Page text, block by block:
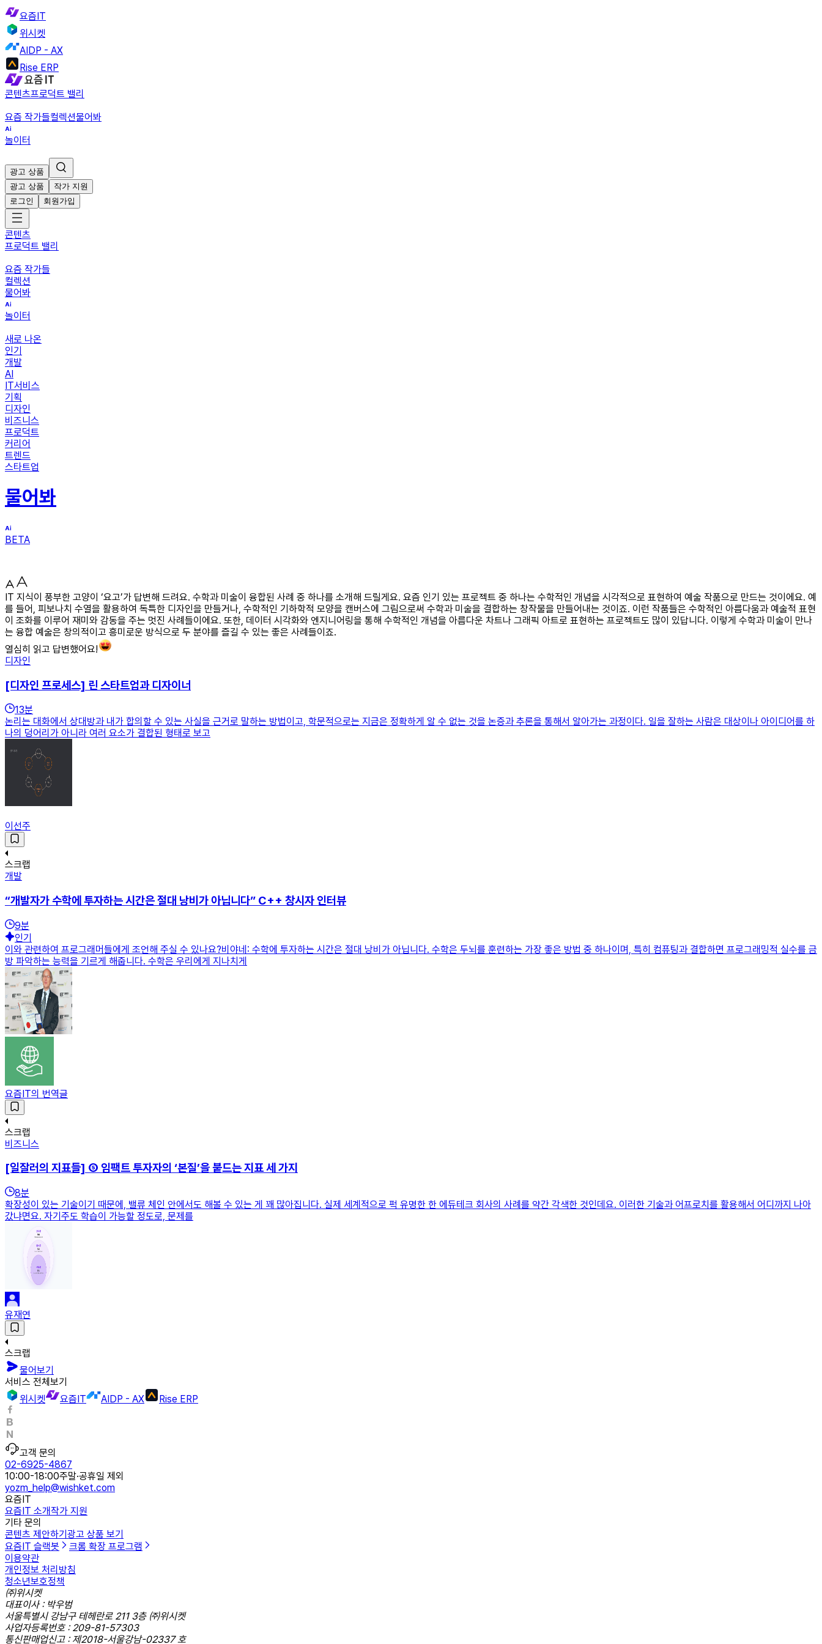
요즘IT
위시켓
AIDP - AX
Rise ERP
콘텐츠프로덕트 밸리
요즘 작가들컬렉션물어봐
놀이터
광고 상품
광고 상품
작가 지원
로그인
회원가입
콘텐츠
프로덕트 밸리
요즘 작가들
컬렉션
물어봐
놀이터
새로 나온
인기
개발
AI
IT서비스
기획
디자인
비즈니스
프로덕트
커리어
트렌드
스타트업
물어봐
BETA
IT 지식이 풍부한 고양이 ‘요고’가 답변해 드려요. 수학과 미술이 융합된 사례 중 하나를 소개해 드릴게요. 요즘 인기 있는 프로젝트 중 하나는 수학적인 개념을 시각적으로 표현하여 예술 작품으로 만드는 것이에요. 예
를 들어, 피보나치 수열을 활용하여 독특한 디자인을 만들거나, 수학적인 기하학적 모양을 캔버스에 그림으로써 수학과 미술을 결합하는 창작물을 만들어내는 것이죠. 이런 작품들은 수학적인 아름다움과 예술적 표현
이 조화를 이루어 재미와 감동을 주는 멋진 사례들이에요. 또한, 데이터 시각화와 엔지니어링을 통해 수학적인 개념을 아름다운 차트나 그래픽 아트로 표현하는 프로젝트도 많이 있답니다. 이렇게 수학과 미술이 만나
는 융합 예술은 창의적이고 흥미로운 방식으로 두 분야를 즐길 수 있는 좋은 사례들이죠.
열심히 읽고 답변했어요!
디자인
[디자인 프로세스] 린 스타트업과 디자이너
13분
논리는 대화에서 상대방과 내가 합의할 수 있는 사실을 근거로 말하는 방법이고, 학문적으로는 지금은 정확하게 알 수 없는 것을 논증과 추론을 통해서 알아가는 과정이다. 일을 잘하는 사람은 대상이나 아이디어를 하
나의 덩어리가 아니라 여러 요소가 결합된 형태로 보고
이선주
스크랩
개발
“개발자가 수학에 투자하는 시간은 절대 낭비가 아닙니다” C++ 창시자 인터뷰
9분
인기
이와 관련하여 프로그래머들에게 조언해 주실 수 있나요?비야네: 수학에 투자하는 시간은 절대 낭비가 아닙니다. 수학은 두뇌를 훈련하는 가장 좋은 방법 중 하나이며, 특히 컴퓨팅과 결합하면 프로그래밍적 실수를 금
방 파악하는 능력을 기르게 해줍니다. 수학은 우리에게 지나치게
요즘IT의 번역글
스크랩
비즈니스
[일잘러의 지표들] ⑤ 임팩트 투자자의 ‘본질’을 붙드는 지표 세 가지
8분
확장성이 있는 기술이기 때문에, 밸류 체인 안에서도 해볼 수 있는 게 꽤 많아집니다. 실제 세계적으로 퍽 유명한 한 에듀테크 회사의 사례를 약간 각색한 것인데요. 이러한 기술과 어프로치를 활용해서 어디까지 나아
갔냐면요. 자기주도 학습이 가능할 정도로, 문제를
유재연
스크랩
물어보기
서비스 전체보기
위시켓
요즘IT AIDP - AX Rise ERP
고객 문의
02-6925-4867
10:00-18:00주말·공휴일 제외
yozm_help@wishket.com
요즘IT
요즘IT 소개작가 지원
기타 문의
콘텐츠 제안하기 광고 상품 보기
요즘IT 슬랙봇
크롬 확장 프로그램
이용약관
개인정보 처리방침
청소년보호정책
㈜위시켓
대표이사 : 박우범
서울특별시 강남구 테헤란로 211 3층 ㈜위시켓
사업자등록번호 : 209-81-57303
통신판매업신고 : 제2018-서울강남-02337 호